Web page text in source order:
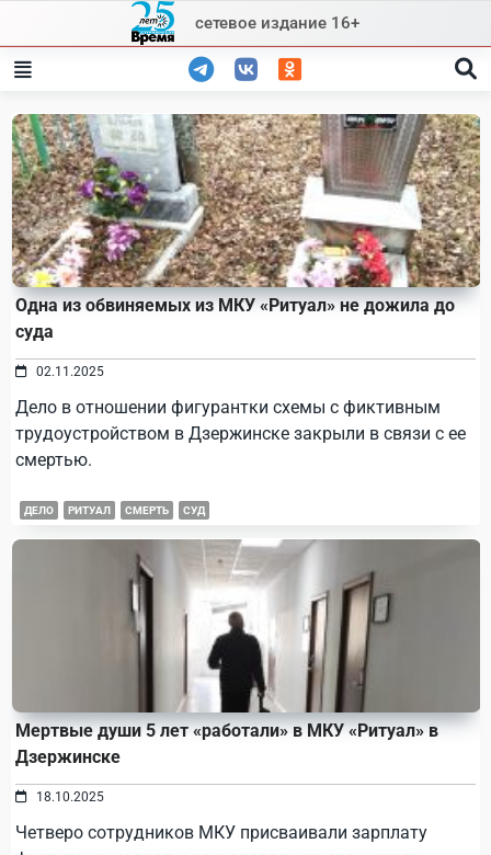
content
сетевое издание 16+
Одна из обвиняемых из МКУ «Ритуал» не дожила до
суда
02.11.2025
Дело в отношении фигурантки схемы с фиктивным
трудоустройством в Дзержинске закрыли в связи с ее
смертью.
ДЕЛО РИТУАЛ СМЕРТЬ СУД
Мертвые души 5 лет «работали» в МКУ «Ритуал» в
Дзержинске
18.10.2025
Четверо сотрудников МКУ присваивали зарплату